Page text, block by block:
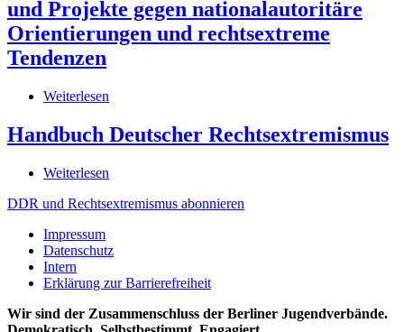
und Projekte gegen nationalautoritäre
Orientierungen und rechtsextreme
Tendenzen
Weiterlesen
Raum
lassen?
gegen
und
rechtsextreme
Tendenzen
Handbuch Deutscher Rechtsextremismus
Weiterlesen
Deutscher
DDR und Rechtsextremismus abonnieren
Impressum
Datenschutz
Intern
Erklärung zur Barrierefreiheit
Wir sind der Zusammenschluss der Berliner Jugendverbände.